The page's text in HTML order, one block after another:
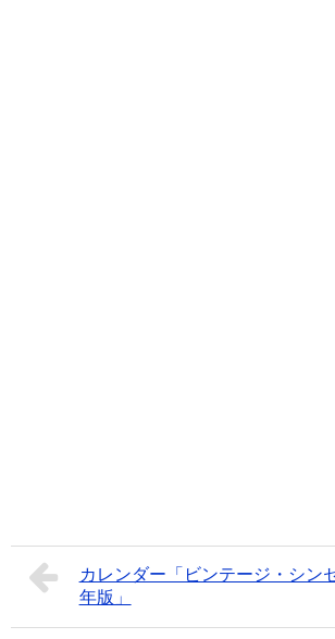
カレンダー「ビンテージ・シン
年版」